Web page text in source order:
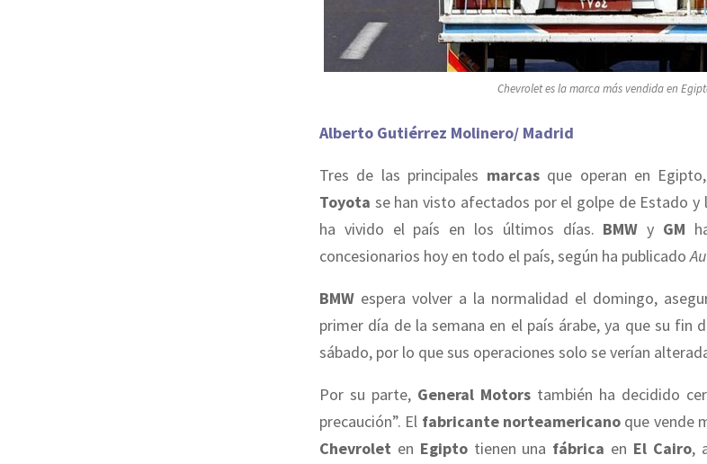
Chevrolet es la marca más vendida en
Alberto Gutiérrez Molinero/ Madrid
Tres de las principales marcasque operan en Egipto,
Toyota se han visto afectados por el golpe de Estado
ha vivido el país en los últimos días. BMW y GM
concesionarios hoy en todo el país, según ha publicado
BMW espera volver a la normalidad el domingo,
primer día de la semana en el país árabe, ya que su fin
sábado, por lo que sus operaciones solo se verían
Por su parte, General Motors también ha decidido
precaución”. El fabricante norteamericano que vende
Chevrolet en Egiptotienen una fábrica en El Cairo,